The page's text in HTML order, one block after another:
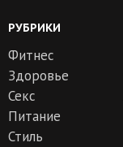
РУБРИКИ
Фитнес
Здоровье
Секс
Питание
Стиль